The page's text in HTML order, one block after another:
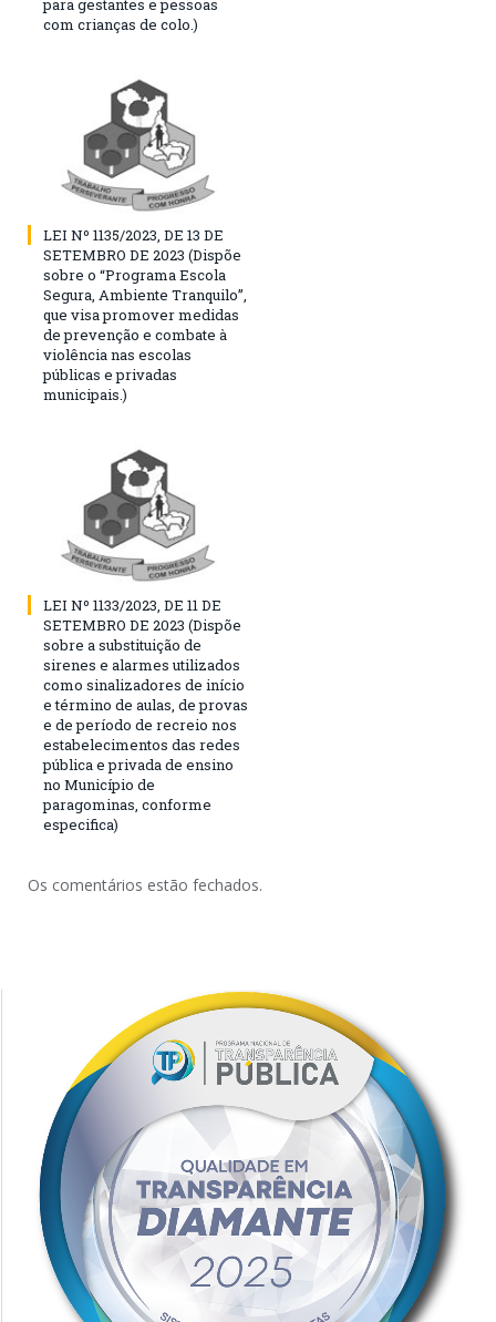
para gestantes e pessoas
com crianças de colo.)
LEI Nº 1135/2023, DE 13 DE
SETEMBRO DE 2023 (Dispõe
sobre o “Programa Escola
Segura, Ambiente Tranquilo”,
que visa promover medidas
de prevenção e combate à
violência nas escolas
públicas e privadas
municipais.)
LEI Nº 1133/2023, DE 11 DE
SETEMBRO DE 2023 (Dispõe
sobre a substituição de
sirenes e alarmes utilizados
como sinalizadores de início
e término de aulas, de provas
e de período de recreio nos
estabelecimentos das redes
pública e privada de ensino
no Município de
paragominas, conforme
especifica)
Os comentários estão fechados.